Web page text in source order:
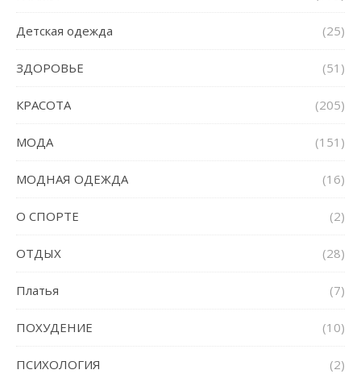
Детская одежда (25)
ЗДОРОВЬЕ (51)
КРАСОТА (205)
МОДА (151)
МОДНАЯ ОДЕЖДА (16)
О СПОРТЕ (2)
ОТДЫХ (28)
Платья (7)
ПОХУДЕНИЕ (10)
ПСИХОЛОГИЯ (2)